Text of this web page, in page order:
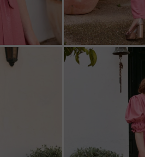
ZOOM